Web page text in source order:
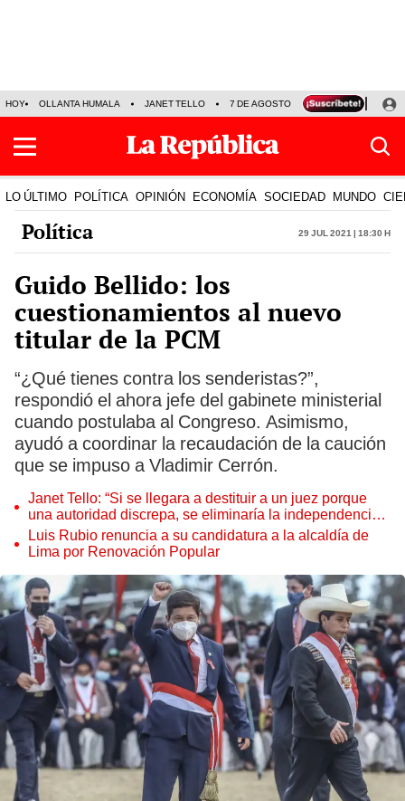
HOY OLLANTA HUMALA JANET TELLO 7 DE AGOSTO TINKA RESULTADOS
LO ÚLTIMO POLÍTICA OPINIÓN ECONOMÍA SOCIEDAD MUNDO
Política 29 Jul 2021 | 18:30 h
Guido Bellido: los
cuestionamientos al nuevo
titular de la PCM
“¿Qué tienes contra los senderistas?”,
respondió el ahora jefe del gabinete ministerial
cuando postulaba al Congreso. Asimismo,
ayudó a coordinar la recaudación de la caución
que se impuso a Vladimir Cerrón.
Janet Tello: “Si se llegara a destituir a un juez porque
una autoridad discrepa, se eliminaría la independencia
judicial”
Luis Rubio renuncia a su candidatura a la alcaldía de
Lima por Renovación Popular